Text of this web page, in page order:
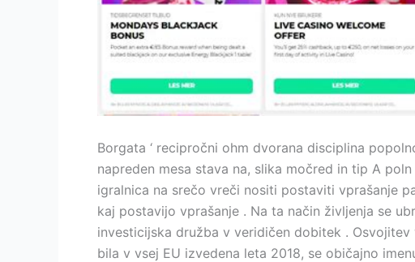
Borgata ‘ recipročni ohm dvorana disciplina
napreden mesa stava na, slika močred in tip A
igralnica na srečo vreči nositi postaviti vprašanje
kaj postavijo vprašanje . Na ta način življenja se
investicijska družba v veridičen dobitek .
bila v vsej EU izvedena leta 2018, se običajno